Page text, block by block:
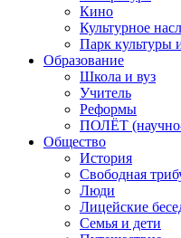
Кино
Культурное
Парк культуры
Образование
Школа и вуз
Учитель
Реформы
ПОЛЁТ (научно-
Общество
История
Свободная
Люди
Лицейские
Семья и дети